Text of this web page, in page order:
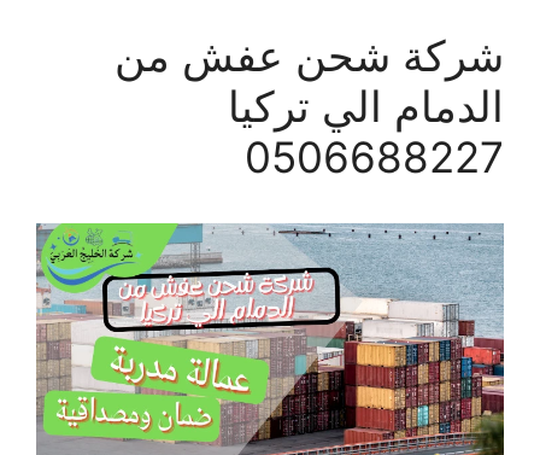
شركة شحن عفش من
الدمام الي تركيا
0506688227